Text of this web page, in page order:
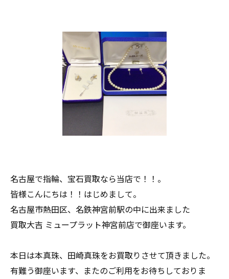
名古屋で指輪、宝石買取なら当店で！！。
皆様こんにちは！！はじめまして。
名古屋市熱田区、名鉄神宮前駅の中に出来ました
買取大吉 ミュープラット神宮前店で御座います。
本日は本真珠、田崎真珠をお買取りさせて頂きました。
有難う御座います、またのご利用をお待ちしておりま